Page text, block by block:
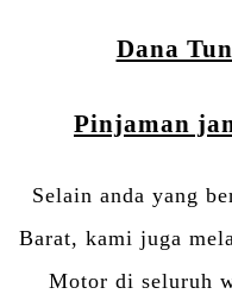
Dana
Pinjaman
Selain anda yang
Barat, kami juga
Motor di seluruh